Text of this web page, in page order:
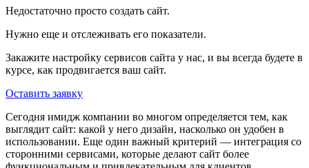
Недостаточно просто создать сайт.
Нужно еще и отслеживать его показатели.
Закажите настройку сервисов сайта у нас, и вы всегда будете в
курсе, как продвигается ваш сайт.
Оставить заявку
Сегодня имидж компании во многом определяется тем, как
выглядит сайт: какой у него дизайн, насколько он удобен в
использовании. Еще один важный критерий — интеграция со
сторонними сервисами, которые делают сайт более